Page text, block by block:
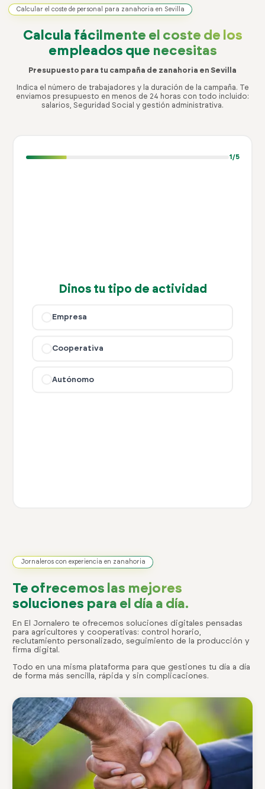
Calcular el coste de personal para zanahoria en Sevilla
Calcula fácilmente el coste de los
empleados que necesitas
Presupuesto para tu campaña de zanahoria en Sevilla
Indica el número de trabajadores y la duración de la campaña. Te
enviamos presupuesto en menos de 24 horas con todo incluido:
salarios, Seguridad Social y gestión administrativa.
1 /5
Dinos tu tipo de actividad
Empresa
Cooperativa
Autónomo
Jornaleros con experiencia en zanahoria
Te ofrecemos las mejores
soluciones para el día a día.
En El Jornalero te ofrecemos soluciones digitales pensadas
para agricultores y cooperativas: control horario,
reclutamiento personalizado, seguimiento de la producción y
firma digital.
Todo en una misma plataforma para que gestiones tu día a día
de forma más sencilla, rápida y sin complicaciones.